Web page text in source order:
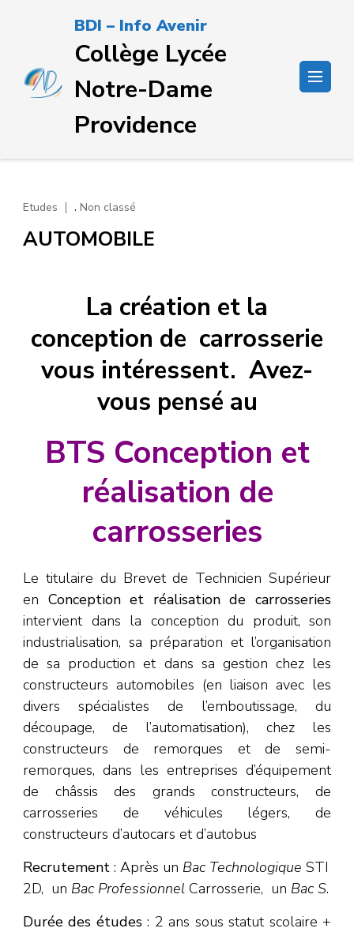
(Pressez
Entrée)
BDI – Info Avenir
Collège Lycée
Notre-Dame
Providence
Etudes , Non classé
AUTOMOBILE
La création et la
conception de carrosserie
vous intéressent. Avez-
vous pensé au
BTS Conception et
réalisation de
carrosseries
Le titulaire du Brevet de Technicien Supérieur
en Conception et réalisation de carrosseries
intervient dans la conception du produit, son
industrialisation, sa préparation et l’organisation
de sa production et dans sa gestion chez les
constructeurs automobiles (en liaison avec les
divers spécialistes de l’emboutissage, du
découpage, de l’automatisation), chez les
constructeurs de remorques et de semi-
remorques, dans les entreprises d’équipement
de châssis des grands constructeurs, de
carrosseries de véhicules légers, de
constructeurs d’autocars et d’autobus
Recrutement : Après un Bac Technologique STI
2D, un Bac Professionnel Carrosserie, un Bac S.
Durée des études: 2 ans sous statut scolaire +